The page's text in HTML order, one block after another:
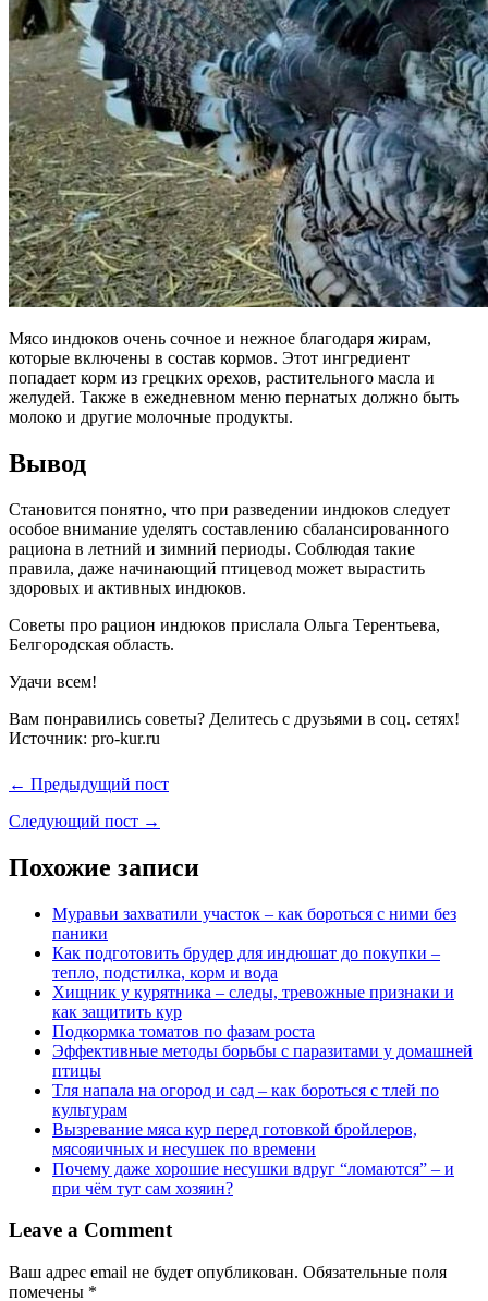
Мясо индюков очень сочное и нежное благодаря жирам,
которые включены в состав кормов. Этот ингредиент
попадает корм из грецких орехов, растительного масла и
желудей. Также в ежедневном меню пернатых должно быть
молоко и другие молочные продукты.
Вывод
Становится понятно, что при разведении индюков следует
особое внимание уделять составлению сбалансированного
рациона в летний и зимний периоды. Соблюдая такие
правила, даже начинающий птицевод может вырастить
здоровых и активных индюков.
Советы про рацион индюков прислала Ольга Терентьева,
Белгородская область.
Удачи всем!
Вам понравились советы? Делитесь с друзьями в соц. сетях!
Источник: pro-kur.ru
← Предыдущий пост
Следующий пост →
Похожие записи
Муравьи захватили участок – как бороться с ними без
паники
Как подготовить брудер для индюшат до покупки –
тепло, подстилка, корм и вода
Хищник у курятника – следы, тревожные признаки и
как защитить кур
Подкормка томатов по фазам роста
Эффективные методы борьбы с паразитами у домашней
птицы
Тля напала на огород и сад – как бороться с тлей по
культурам
Вызревание мяса кур перед готовкой бройлеров,
мясояичных и несушек по времени
Почему даже хорошие несушки вдруг “ломаются” – и
при чём тут сам хозяин?
Leave a Comment
Ваш адрес email не будет опубликован. Обязательные поля
помечены *